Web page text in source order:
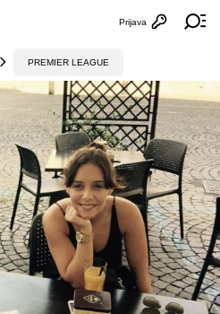
Otvori
Prijava
PREMIER LEAGUE